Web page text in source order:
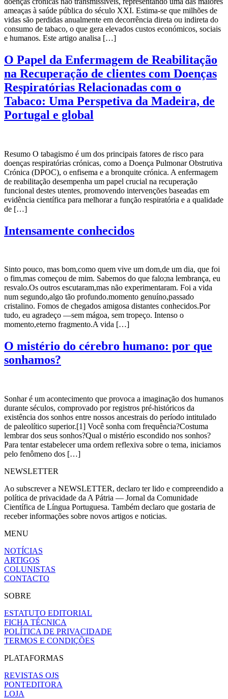
ameaças à saúde pública do século XXI. Estima-se que milhões de
vidas são perdidas anualmente em decorrência direta ou indireta do
consumo de tabaco, o que gera elevados custos económicos, sociais
e humanos. Este artigo analisa […]
O Papel da Enfermagem de Reabilitação
na Recuperação de clientes com Doenças
Respiratórias Relacionadas com o
Tabaco: Uma Perspetiva da Madeira, de
Portugal e global
Resumo O tabagismo é um dos principais fatores de risco para
doenças respiratórias crónicas, como a Doença Pulmonar Obstrutiva
Crónica (DPOC), o enfisema e a bronquite crónica. A enfermagem
de reabilitação desempenha um papel crucial na recuperação
funcional destes utentes, promovendo intervenções baseadas em
evidência científica para melhorar a função respiratória e a qualidade
de […]
Intensamente conhecidos
Sinto pouco, mas bom,como quem vive um dom,de um dia, que foi
o fim,mas começou de mim. Sabemos do que falo;na lembrança, eu
resvalo.Os outros escutaram,mas não experimentaram. Foi a vida
num segundo,algo tão profundo.momento genuíno,passado
cristalino. Fomos de chegados amigosa distantes conhecidos.Por
tudo, eu agradeço —sem mágoa, sem tropeço. Intenso o
momento,eterno fragmento.A vida […]
O mistério do cérebro humano: por que
sonhamos?
Sonhar é um acontecimento que provoca a imaginação dos humanos
durante séculos, comprovado por registros pré-históricos da
existência dos sonhos entre nossos ancestrais do período intitulado
de paleolítico superior.[1] Você sonha com frequência?Costuma
lembrar dos seus sonhos?Qual o mistério escondido nos sonhos?
Para tentar estabelecer uma ordem reflexiva sobre o tema, iniciamos
pelo fenômeno dos […]
NEWSLETTER
Ao subscrever a NEWSLETTER, declaro ter lido e compreendido a
política de privacidade da A Pátria — Jornal da Comunidade
Científica de Língua Portuguesa. Também declaro que gostaria de
receber informações sobre novos artigos e noticias.
MENU
NOTÍCIAS
ARTIGOS
COLUNISTAS
CONTACTO
SOBRE
ESTATUTO EDITORIAL
FICHA TÉCNICA
POLÍTICA DE PRIVACIDADE
TERMOS E CONDIÇÕES
PLATAFORMAS
REVISTAS OJS
PONTEDITORA
LOJA